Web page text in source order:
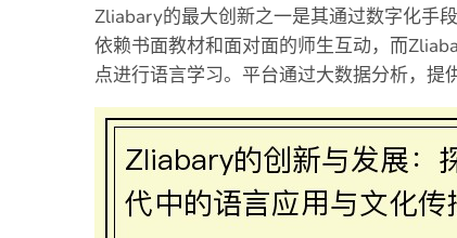
Zliabary的最大创新之一是其通过数字化手
依赖书面教材和面对面的师生互动，而
点进行语言学习。平台通过大数据分析，提